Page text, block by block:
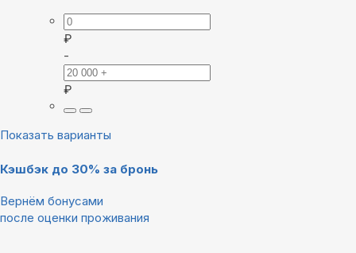
₽
-
₽
Показать варианты
Кэшбэк до 30% за бронь
Вернём бонусами
после оценки проживания